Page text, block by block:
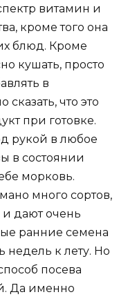
витамин и
кроме того она
блюд. Кроме
кушать, просто
в
что это
при готовке.
рукой в любое
в состоянии
морковь.
много сортов,
и дают очень
ранние семена
недель к лету. Но
посева
Да именно